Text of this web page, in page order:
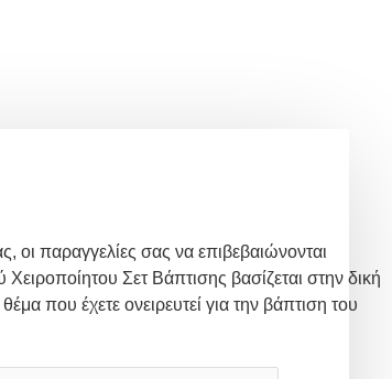
παραγγελίες σας να επιβεβαιώνονται
Σετ Βάπτισης βασίζεται στην δική
που έχετε ονειρευτεί για την βάπτιση του